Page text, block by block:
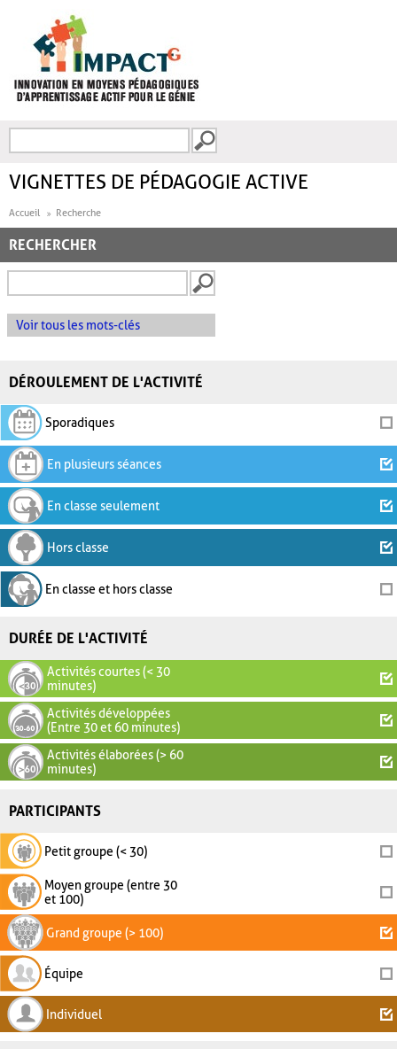
FORMULAIRE DE
VIGNETTES DE PÉDAGOGIE ACTIVE
Accueil Recherche
RECHERCHER
Voir tous les mots-clés
DÉROULEMENT DE L'ACTIVITÉ
Sporadiques
En plusieurs séances
En classe seulement
Hors classe
En classe et hors classe
DURÉE DE L'ACTIVITÉ
Activités courtes (< 30
minutes)
Activités développées
(Entre 30 et 60 minutes)
Activités élaborées (> 60
minutes)
PARTICIPANTS
Petit groupe (< 30)
Moyen groupe (entre 30
et 100)
Grand groupe (> 100)
Équipe
Individuel